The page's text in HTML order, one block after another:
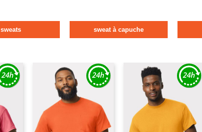
sweats sweat à capuche